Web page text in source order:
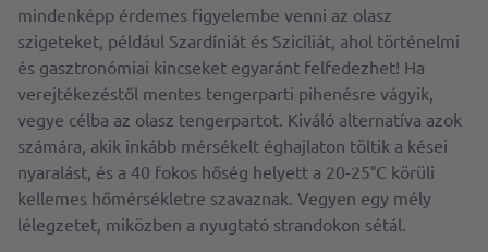
mindenképp érdemes figyelembe venni az olasz
szigeteket, például Szardíniát és Szicíliát, ahol történelmi
és gasztronómiai kincseket egyaránt felfedezhet! Ha
verejtékezéstől mentes tengerparti pihenésre vágyik,
vegye célba az olasz tengerpartot. Kiváló alternatíva azok
számára, akik inkább mérsékelt éghajlaton töltik a kései
nyaralást, és a 40 fokos hőség helyett a 20-25°C körüli
kellemes hőmérsékletre szavaznak. Vegyen egy mély
lélegzetet, miközben a nyugtató strandokon sétál.